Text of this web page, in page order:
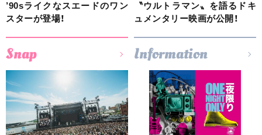
’90sライクなスエードのワン
スターが登場！
〝ウルトラマン〟を語るドキ
ュメンタリー映画が公開！
Snap Information